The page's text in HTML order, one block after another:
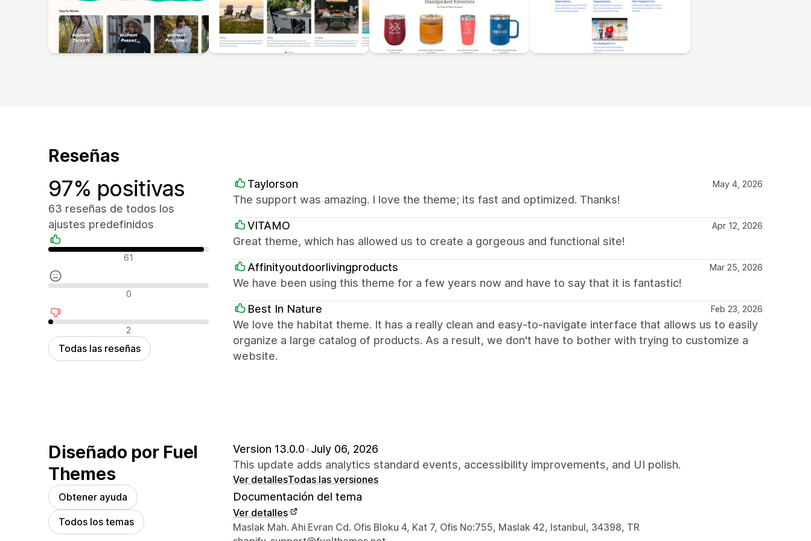
Reseñas
97% positivas
63 reseñas de todos los
ajustes predefinidos
Reseñas positivas61
Reseñas neutras 0
Reseñas negativas
2
Todas las reseñas
Taylorson May 4, 2026
The support was amazing. I love the theme; its fast and optimized. Thanks!
VITAMO Apr 12, 2026
Great theme, which has allowed us to create a gorgeous and functional site!
Affinityoutdoorlivingproducts Mar 25, 2026
We have been using this theme for a few years now and have to say that it is fantastic!
Best In Nature Feb 23, 2026
We love the habitat theme. It has a really clean and easy-to-navigate interface that allows us to easily
organize a large catalog of products. As a result, we don't have to bother with trying to customize a
website.
Diseñado por Fuel
Themes
Obtener ayuda
Todos los temas
Version 13.0.0•July 06, 2026
This update adds analytics standard events, accessibility improvements, and UI polish.
Ver detallesTodas las versiones
Documentación del tema
Ver detalles
Detalles de contacto del diseñador
Maslak Mah. Ahi Evran Cd. Ofis Bloku 4, Kat 7, Ofis No:755, Maslak 42, Istanbul, 34398, TR